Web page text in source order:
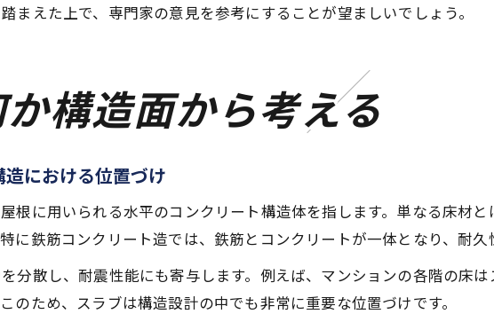
まえた上で、専門家の意見を参考にすることが望ましいでしょう。
構造面から考える
における位置づけ
根に用いられる水平のコンクリート構造体を指します。単なる床材
に鉄筋コンクリート造では、鉄筋とコンクリートが一体となり、耐久
分散し、耐震性能にも寄与します。例えば、マンションの各階の床
のため、スラブは構造設計の中でも非常に重要な位置づけです。